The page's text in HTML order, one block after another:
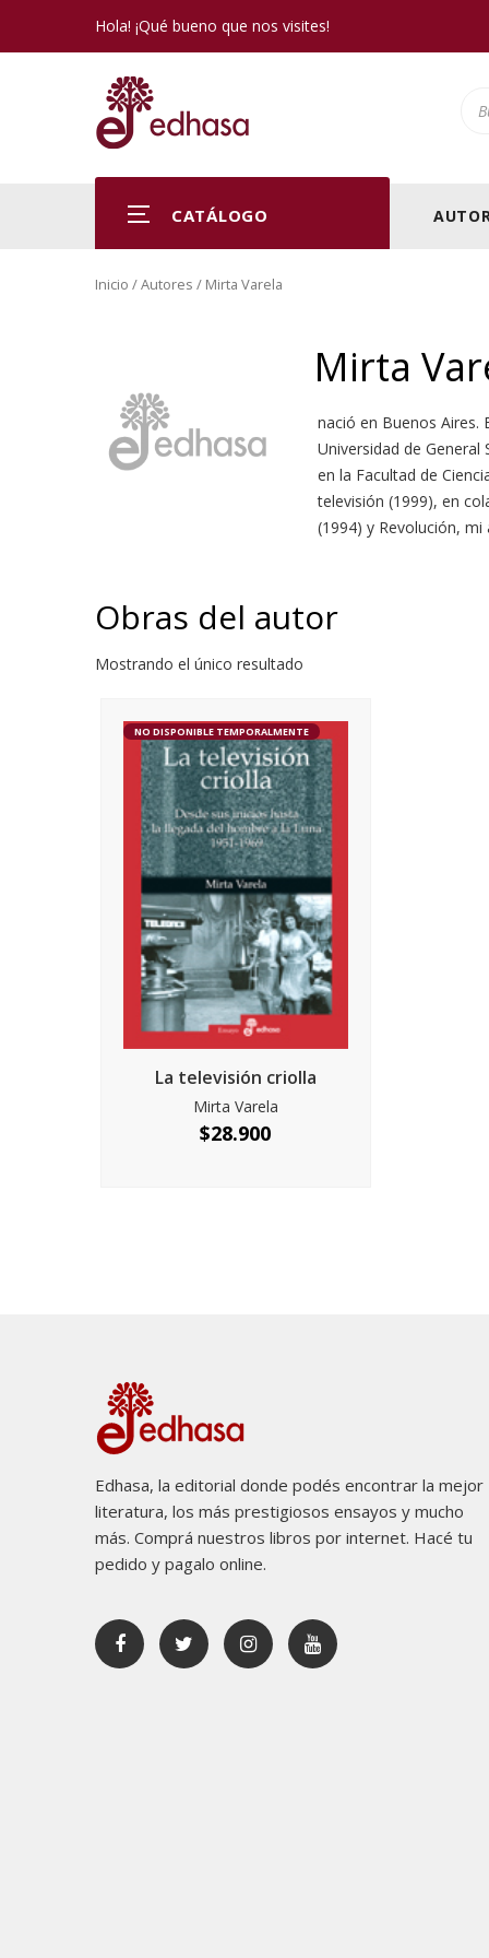
Hola! ¡Qué bueno que nos visites!
CATÁLOGO
Inicio / Autores / Mirta Varela
Mirta
nació en Buenos Aires.
Universidad de
en la Facultad de
televisión (1999), en
(1994) y Revolución,
Obras del autor
Mostrando el único resultado
NO DISPONIBLE TEMPORALMENTE
La televisión criolla
Mirta Varela
$28.900
Edhasa, la editorial donde podés encontrar la mejor
literatura, los más prestigiosos ensayos y mucho
más. Comprá nuestros libros por internet. Hacé tu
pedido y pagalo online.